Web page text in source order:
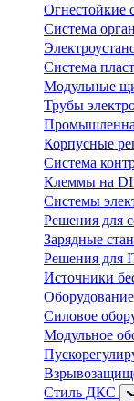
Огнестойкие
Система
Система
Модульные
Трубы
Корпусные
Система
Клеммы на
Системы
Решения для
Зарядные
Решения для
Источники
Силовое
Модульное
Стиль ДКС